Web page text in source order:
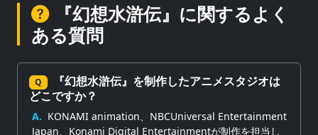
『幻想水滸伝』に関するよく
ある質問
Q
『幻想水滸伝』を制作したアニメスタジオは
どこですか？
A. KONAMI animation、NBCUniversal Entertainment
Japan、Konami Digital Entertainmentが制作を担当し